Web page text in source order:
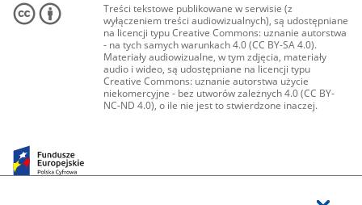
Treści tekstowe publikowane w serwisie (z
wyłączeniem treści audiowizualnych), są udostępniane
na licencji typu Creative Commons: uznanie autorstwa
- na tych samych warunkach 4.0 (CC BY-SA 4.0).
Materiały audiowizualne, w tym zdjęcia, materiały
audio i wideo, są udostępniane na licencji typu
Creative Commons: uznanie autorstwa użycie
niekomercyjne - bez utworów zależnych 4.0 (CC BY-
NC-ND 4.0), o ile nie jest to stwierdzone inaczej.